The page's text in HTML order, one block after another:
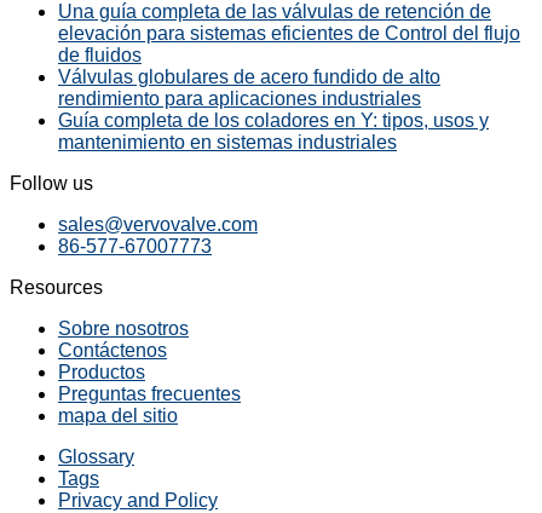
Una guía completa de las válvulas de retención de
elevación para sistemas eficientes de Control del flujo
de fluidos
Válvulas globulares de acero fundido de alto
rendimiento para aplicaciones industriales
Guía completa de los coladores en Y: tipos, usos y
mantenimiento en sistemas industriales
Follow us
sales@vervovalve.com
86-577-67007773
Resources
Sobre nosotros
Contáctenos
Productos
Preguntas frecuentes
mapa del sitio
Glossary
Tags
Privacy and Policy